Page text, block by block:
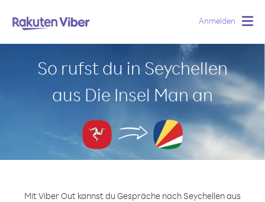
Anmelden
So rufst du in Seychellen
aus Die Insel Man an
Mit Viber Out kannst du Gespräche nach Seychellen aus